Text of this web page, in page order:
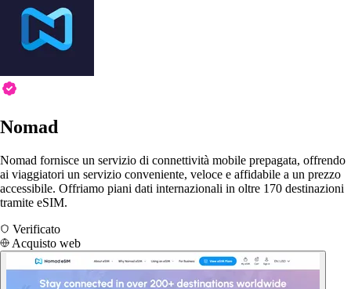
Nomad
Nomad fornisce un servizio di connettività mobile prepagata, offrendo
ai viaggiatori un servizio conveniente, veloce e affidabile a un prezzo
accessibile. Offriamo piani dati internazionali in oltre 170 destinazioni
tramite eSIM.
Verificato
Acquisto web